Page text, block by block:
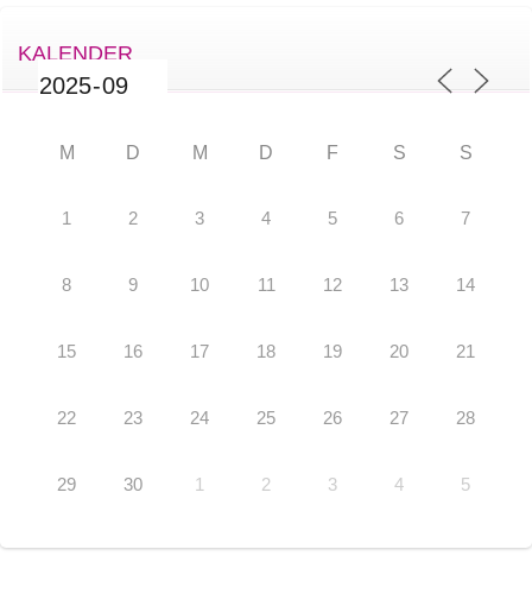
KALENDER
M D M D F S S
1 2 3 4 5 6 7
8 9 10 11 12 13 14
15 16 17 18 19 20 21
22 23 24 25 26 27 28
29 30 1 2 3 4 5